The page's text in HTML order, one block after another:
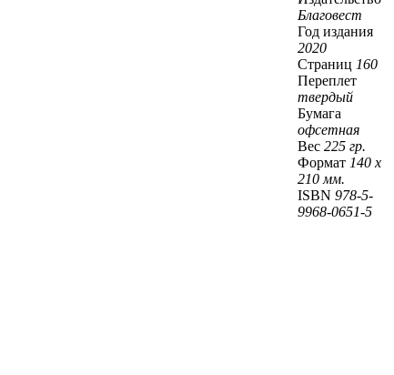
Благовест
Год издания
2020
Страниц 160
Переплет
твердый
Бумага
офсетная
Вес 225 гр.
Формат 140 х
210 мм.
ISBN 978-5-
9968-0651-5